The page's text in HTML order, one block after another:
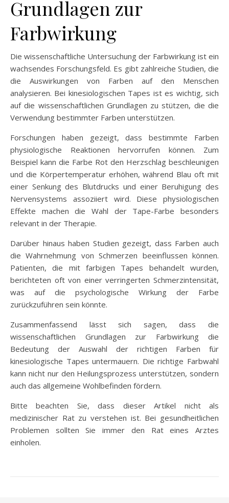
Grundlagen zur
Farbwirkung
Die wissenschaftliche Untersuchung der Farbwirkung ist ein
wachsendes Forschungsfeld. Es gibt zahlreiche Studien, die
die Auswirkungen von Farben auf den Menschen
analysieren. Bei kinesiologischen Tapes ist es wichtig, sich
auf die wissenschaftlichen Grundlagen zu stützen, die die
Verwendung bestimmter Farben unterstützen.
Forschungen haben gezeigt, dass bestimmte Farben
physiologische Reaktionen hervorrufen können. Zum
Beispiel kann die Farbe Rot den Herzschlag beschleunigen
und die Körpertemperatur erhöhen, während Blau oft mit
einer Senkung des Blutdrucks und einer Beruhigung des
Nervensystems assoziiert wird. Diese physiologischen
Effekte machen die Wahl der Tape-Farbe besonders
relevant in der Therapie.
Darüber hinaus haben Studien gezeigt, dass Farben auch
die Wahrnehmung von Schmerzen beeinflussen können.
Patienten, die mit farbigen Tapes behandelt wurden,
berichteten oft von einer verringerten Schmerzintensität,
was auf die psychologische Wirkung der Farbe
zurückzuführen sein könnte.
Zusammenfassend lässt sich sagen, dass die
wissenschaftlichen Grundlagen zur Farbwirkung die
Bedeutung der Auswahl der richtigen Farben für
kinesiologische Tapes untermauern. Die richtige Farbwahl
kann nicht nur den Heilungsprozess unterstützen, sondern
auch das allgemeine Wohlbefinden fördern.
Bitte beachten Sie, dass dieser Artikel nicht als
medizinischer Rat zu verstehen ist. Bei gesundheitlichen
Problemen sollten Sie immer den Rat eines Arztes
einholen.